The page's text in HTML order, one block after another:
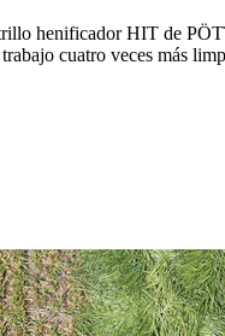
henificador HIT de
cuatro veces más